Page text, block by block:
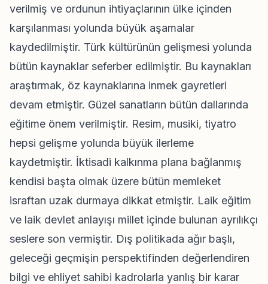
verilmiş ve ordunun ihtiyaçlarının ülke içinden
karşılanması yolunda büyük aşamalar
kaydedilmiştir. Türk kültürünün gelişmesi yolunda
bütün kaynaklar seferber edilmiştir. Bu kaynakları
araştırmak, öz kaynaklarına inmek gayretleri
devam etmiştir. Güzel sanatların bütün dallarında
eğitime önem verilmiştir. Resim, musiki, tiyatro
hepsi gelişme yolunda büyük ilerleme
kaydetmiştir. İktisadi kalkınma plana bağlanmış
kendisi başta olmak üzere bütün memleket
israftan uzak durmaya dikkat etmiştir. Laik eğitim
ve laik devlet anlayışı millet içinde bulunan ayrılıkçı
seslere son vermiştir. Dış politikada ağır başlı,
geleceği geçmişin perspektifinden değerlendiren
bilgi ve ehliyet sahibi kadrolarla yanlış bir karar